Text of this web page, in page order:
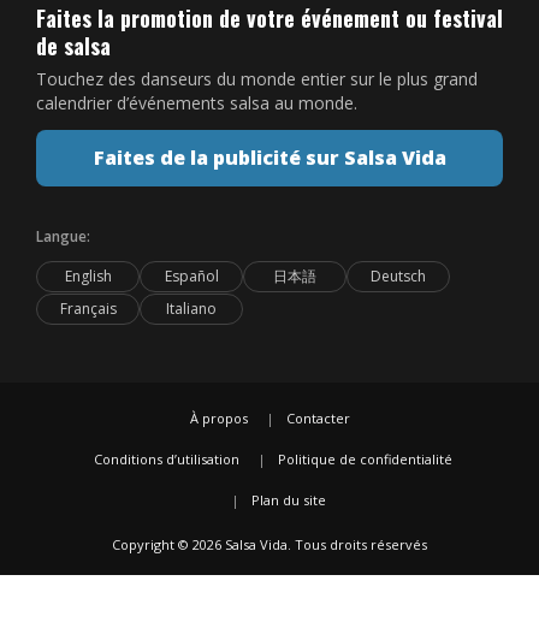
Faites la promotion de votre événement ou festival
de salsa
Touchez des danseurs du monde entier sur le plus grand
calendrier d’événements salsa au monde.
Faites de la publicité sur Salsa Vida
Langue:
English
Español 日本語
Deutsch
Français
Italiano
À propos Contacter
Conditions d’utilisation Politique de confidentialité
Plan du site
Copyright © 2026 Salsa Vida. Tous droits réservés